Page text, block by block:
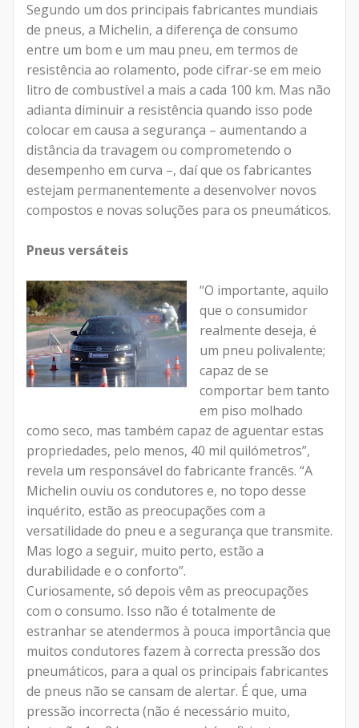
Segundo um dos principais fabricantes mundiais
de pneus, a Michelin, a diferença de consumo
entre um bom e um mau pneu, em termos de
resistência ao rolamento, pode cifrar-se em meio
litro de combustível a mais a cada 100 km. Mas não
adianta diminuir a resistência quando isso pode
colocar em causa a segurança – aumentando a
distância da travagem ou comprometendo o
desempenho em curva –, daí que os fabricantes
estejam permanentemente a desenvolver novos
compostos e novas soluções para os pneumáticos.
Pneus versáteis
“O importante, aquilo
que o consumidor
realmente deseja, é
um pneu polivalente;
capaz de se
comportar bem tanto
em piso molhado
como seco, mas também capaz de aguentar estas
propriedades, pelo menos, 40 mil quilómetros”,
revela um responsável do fabricante francês. “A
Michelin ouviu os condutores e, no topo desse
inquérito, estão as preocupações com a
versatilidade do pneu e a segurança que transmite.
Mas logo a seguir, muito perto, estão a
durabilidade e o conforto”.
Curiosamente, só depois vêm as preocupações
com o consumo. Isso não é totalmente de
estranhar se atendermos à pouca importância que
muitos condutores fazem à correcta pressão dos
pneumáticos, para a qual os principais fabricantes
de pneus não se cansam de alertar. É que, uma
pressão incorrecta (não é necessário muito,